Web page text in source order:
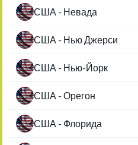
США - Невада
США - Нью Джерси
США - Нью-Йорк
США - Орегон
США - Флорида